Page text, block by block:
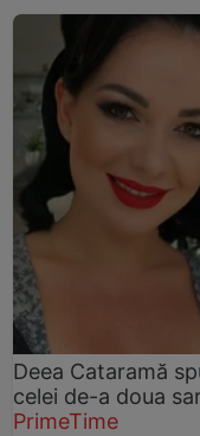
Deea Cataramă
celei de-a doua
PrimeTime